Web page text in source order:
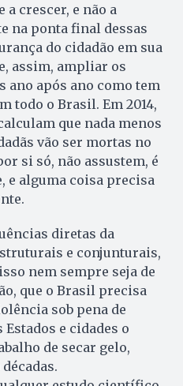
crescer, e não a
na ponta final dessas
do cidadão em sua
assim, ampliar os
ano após ano como tem
todo o Brasil. Em 2014,
que nada menos
vão ser mortas no
si só, não assustem, é
e alguma coisa precisa
diretas da
e conjunturais,
nem sempre seja de
que o Brasil precisa
sob pena de
e cidades o
de secar gelo,